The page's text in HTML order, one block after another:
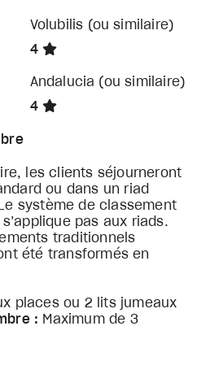
Volubilis (ou similaire)
4
Andalucia (ou similaire)
4
les clients séjourneront
ou dans un riad
système de classement
pas aux riads.
traditionnels
été transformés en
places ou 2 lits jumeaux
: Maximum de 3